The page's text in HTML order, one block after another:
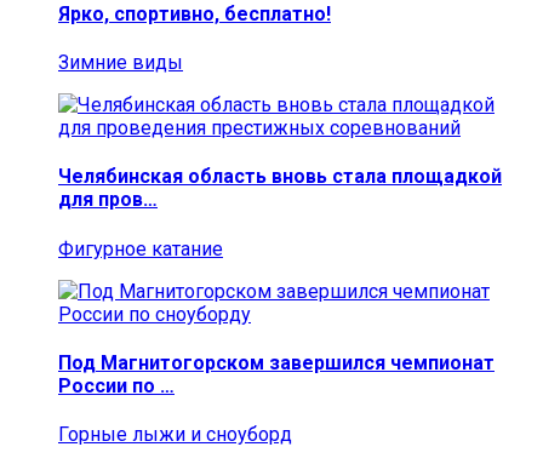
Ярко, спортивно, бесплатно!
Зимние виды
Челябинская область вновь стала площадкой
для пров…
Фигурное катание
Под Магнитогорском завершился чемпионат
России по …
Горные лыжи и сноуборд